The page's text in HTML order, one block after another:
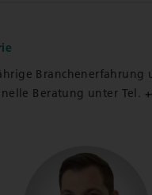
Beratung unter Tel.